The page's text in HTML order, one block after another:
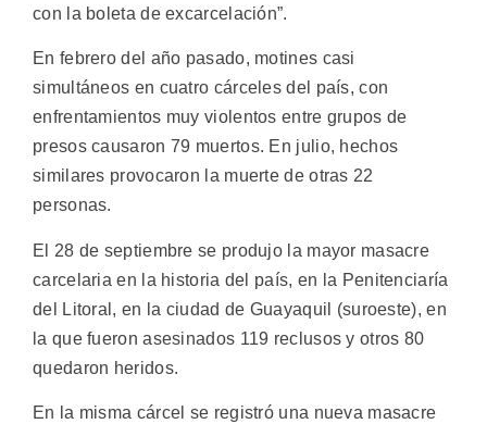
con la boleta de excarcelación”.
En febrero del año pasado, motines casi
simultáneos en cuatro cárceles del país, con
enfrentamientos muy violentos entre grupos de
presos causaron 79 muertos. En julio, hechos
similares provocaron la muerte de otras 22
personas.
El 28 de septiembre se produjo la mayor masacre
carcelaria en la historia del país, en la Penitenciaría
del Litoral, en la ciudad de Guayaquil (suroeste), en
la que fueron asesinados 119 reclusos y otros 80
quedaron heridos.
En la misma cárcel se registró una nueva masacre